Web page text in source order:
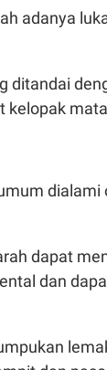
adanya
ditandai
kelopak
dialami
dapat
dan